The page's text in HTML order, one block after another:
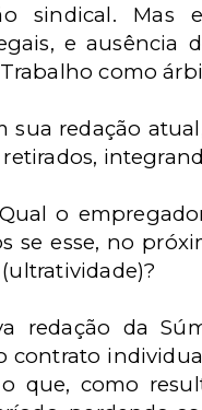
sindical. Mas
e ausência
como
sua redação
o
esse, no
redação da
que, como